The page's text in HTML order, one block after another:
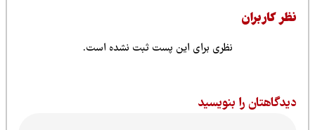
کاربران
نظری برای این پست ثبت نشده است.
را بنویسید